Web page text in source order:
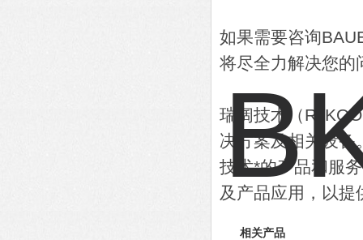
如果需要咨询
将尽全力解决您的
瑞阔技术（
决方案及相关设备
技术*的产品和服
及产品应用，以提
相关产品